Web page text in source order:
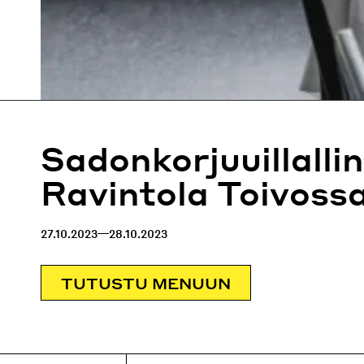
Ravintola
27.10.2023 28.10.2023
TUTUSTU MENUUN